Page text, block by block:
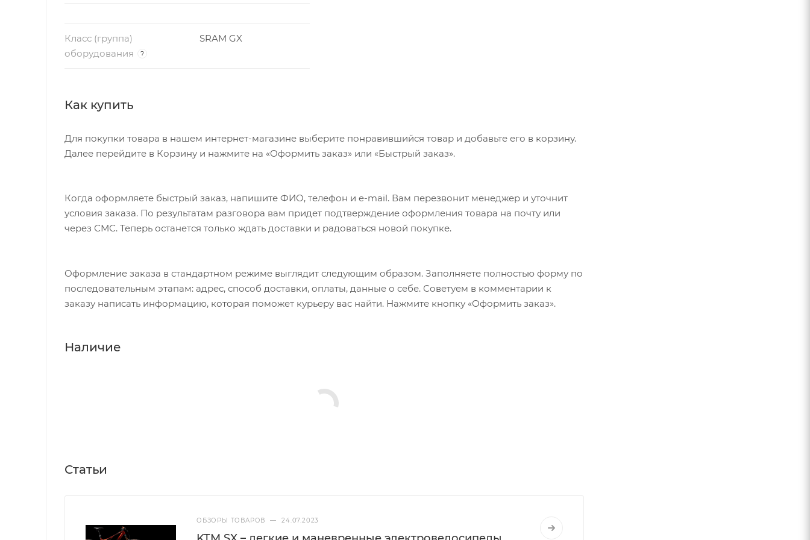
рамы
АМОРТИЗАЦИЯ
УПРАВЛЕНИЕ
Подседельный
штырь
Command Post IRcc, технология Cruiser Control, регулировка высоты, нижняя протяжка
тросиков, дистанционная регулирвока SRL, ø 30.9 мм, S: ход 100 мм, M/L/XL: ход 125 мм
Вынос руля Specialized XC, 3D-ковка, алюминий, 4-х болтовый, подъём 6°
Руль
Specialized, 6061 алюминий, изгиб назад 8°, изгиб наверх 6°, подъём 10 мм, 780 мм, ø
Система шатунов
Класс (группа)
оборудования
?
SRAM GX
Как купить
Для покупки товара в нашем интернет-магазине выберите понравившийся товар и добавьте его в корзину.
Далее перейдите в Корзину и нажмите на «Оформить заказ» или «Быстрый заказ».
Когда оформляете быстрый заказ, напишите ФИО, телефон и e-mail. Вам перезвонит менеджер и уточнит
условия заказа. По результатам разговора вам придет подтверждение оформления товара на почту или
через СМС. Теперь останется только ждать доставки и радоваться новой покупке.
Оформление заказа в стандартном режиме выглядит следующим образом. Заполняете полностью форму по
последовательным этапам: адрес, способ доставки, оплаты, данные о себе. Советуем в комментарии к
заказу написать информацию, которая поможет курьеру вас найти. Нажмите кнопку «Оформить заказ».
Наличие
Статьи
ОБЗОРЫ ТОВАРОВ — 24.07.2023